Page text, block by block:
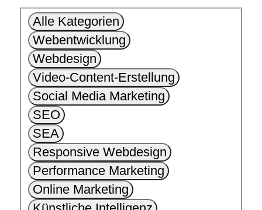
Alle Kategorien
Webentwicklung
Webdesign
Video-Content-Erstellung
Social Media Marketing
SEO
SEA
Responsive Webdesign
Performance Marketing
Online Marketing